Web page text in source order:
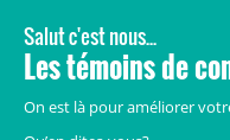
Tous droits réservés.
Avis légaux Confidentialité